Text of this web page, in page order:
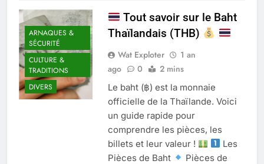
ARNAQUES &
SÉCURITÉ
CULTURE &
TRADITIONS
DIVERS
Tout savoir sur le Baht
Thaïlandais (THB)
Wat Exploter
1 an
ago
0 2 mins
Le baht (฿) est la monnaie
officielle de la Thaïlande. Voici
un guide rapide pour
comprendre les pièces, les
billets et leur valeur !
Les
Pièces de Baht
Pièces de